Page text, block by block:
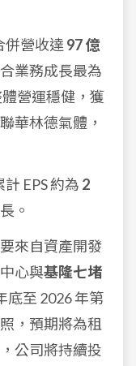
併營收達 97 億
業務成長最為
體營運穩健，獲
華林德氣體，
EPS 約為 2
。
來自資產開發
心與基隆七堵
底至 2026 年第
，預期將為租
公司將持續投